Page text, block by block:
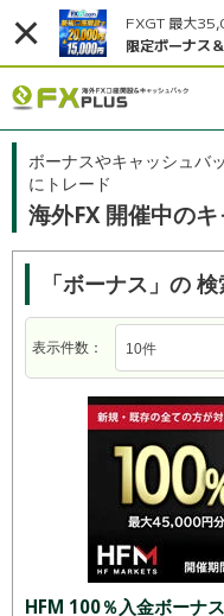
FXGT 最大
限定ボーナス
ボーナスやキャッシュバ
にトレード
海外FX 開催中の
「ボーナス」の
表示件数：
HFM 100％入金ボーナス